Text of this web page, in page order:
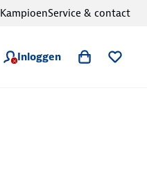
Inloggen
KampioenService & contact